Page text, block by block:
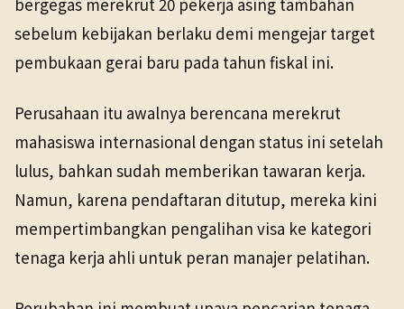
sebelum kebijakan berlaku demi mengejar target
pembukaan gerai baru pada tahun fiskal ini.
Perusahaan itu awalnya berencana merekrut
mahasiswa internasional dengan status ini setelah
lulus, bahkan sudah memberikan tawaran kerja.
Namun, karena pendaftaran ditutup, mereka kini
mempertimbangkan pengalihan visa ke kategori
tenaga kerja ahli untuk peran manajer pelatihan.